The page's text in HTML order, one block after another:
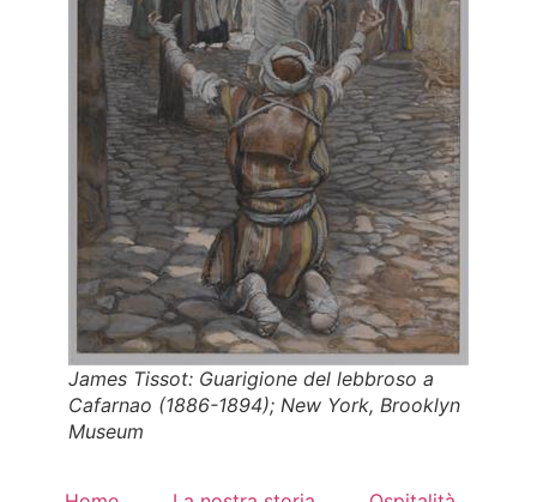
James Tissot: Guarigione del lebbroso a
Cafarnao (1886-1894); New York, Brooklyn
Museum